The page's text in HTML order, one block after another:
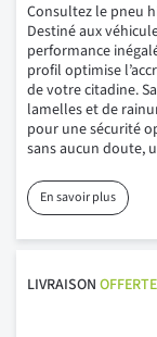
Consultez le pneu
Destiné aux
performance
profil optimise
de votre citadine.
lamelles et de
pour une sécurité
sans aucun doute,
En savoir plus
LIVRAISON OFFERTE